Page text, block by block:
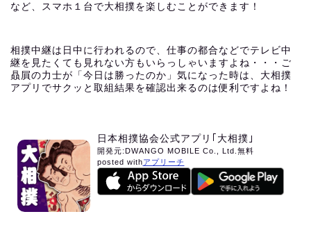
など、スマホ１台で大相撲を楽しむことができます！
相撲中継は日中に行われるので、仕事の都合などでテレビ中
継を見たくても見れない方もいらっしゃいますよね・・・ご
贔屓の力士が「今日は勝ったのか」気になった時は、大相撲
アプリでサクッと取組結果を確認出来るのは便利ですよね！
日本相撲協会公式アプリ｢大相撲｣
開発元: DWANGO MOBILE Co., Ltd. 無料
posted withアプリーチ